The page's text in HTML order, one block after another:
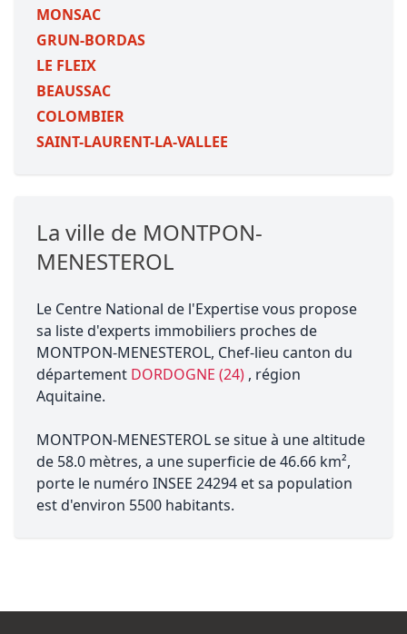
MONSAC
GRUN-BORDAS
LE FLEIX
BEAUSSAC
COLOMBIER
SAINT-LAURENT-LA-VALLEE
La ville de MONTPON-
MENESTEROL
Le Centre National de l'Expertise vous propose
sa liste d'experts immobiliers proches de
MONTPON-MENESTEROL, Chef-lieu canton du
département DORDOGNE (24) , région
Aquitaine.
MONTPON-MENESTEROL se situe à une altitude
de 58.0 mètres, a une superficie de 46.66 km²,
porte le numéro INSEE 24294 et sa population
est d'environ 5500 habitants.